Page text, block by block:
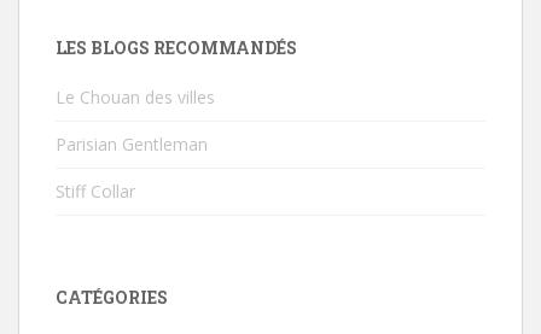
LES BLOGS RECOMMANDÉS
Le Chouan des villes
Parisian Gentleman
Stiff Collar
CATÉGORIES